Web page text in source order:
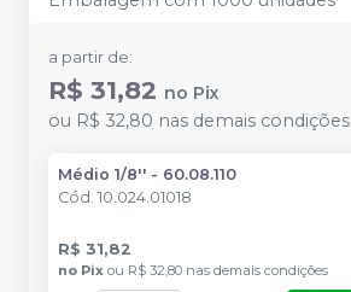
a partir de:
R$ 31,82 no Pix
ou R$ 32,80 nas demais condições
Médio 1/8'' - 60.08.110
Cód. 10.024.01018
R$ 31,82
no Pix ou R$ 32,80 nas demais condições